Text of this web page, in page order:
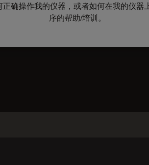
确操作我的仪器，或者如何在我的仪器
序的帮助/培训。
contacts